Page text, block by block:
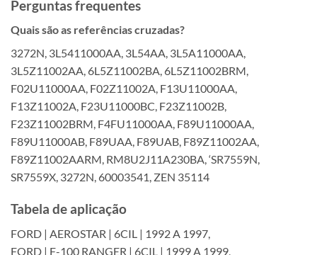
Perguntas frequentes
Quais são as referências cruzadas?
3272N, 3L5411000AA, 3L54AA, 3L5A11000AA,
3L5Z11002AA, 6L5Z11002BA, 6L5Z11002BRM,
F02U11000AA, F02Z11002A, F13U11000AA,
F13Z11002A, F23U11000BC, F23Z11002B,
F23Z11002BRM, F4FU11000AA, F89U11000AA,
F89U11000AB, F89UAA, F89UAB, F89Z11002AA,
F89Z11002AARM, RM8U2J11A230BA, ‘SR7559N,
SR7559X, 3272N, 60003541, ZEN 35114
Tabela de aplicação
FORD | AEROSTAR | 6CIL | 1992 A 1997,
FORD | F-100 RANGER | 6CIL | 1999 A 1999,